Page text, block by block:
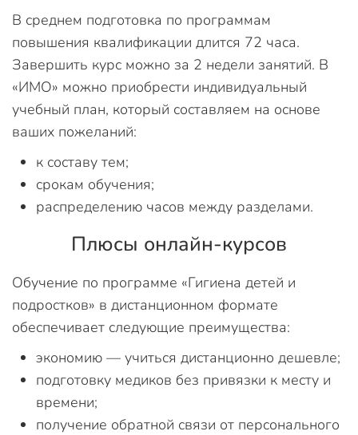
В среднем подготовка по программам
повышения квалификации длится 72 часа.
Завершить курс можно за 2 недели занятий. В
«ИМО» можно приобрести индивидуальный
учебный план, который составляем на основе
ваших пожеланий:
к составу тем;
срокам обучения;
распределению часов между разделами.
Плюсы онлайн-курсов
Обучение по программе «Гигиена детей и
подростков» в дистанционном формате
обеспечивает следующие преимущества:
экономию — учиться дистанционно дешевле;
подготовку медиков без привязки к месту и
времени;
получение обратной связи от персонального